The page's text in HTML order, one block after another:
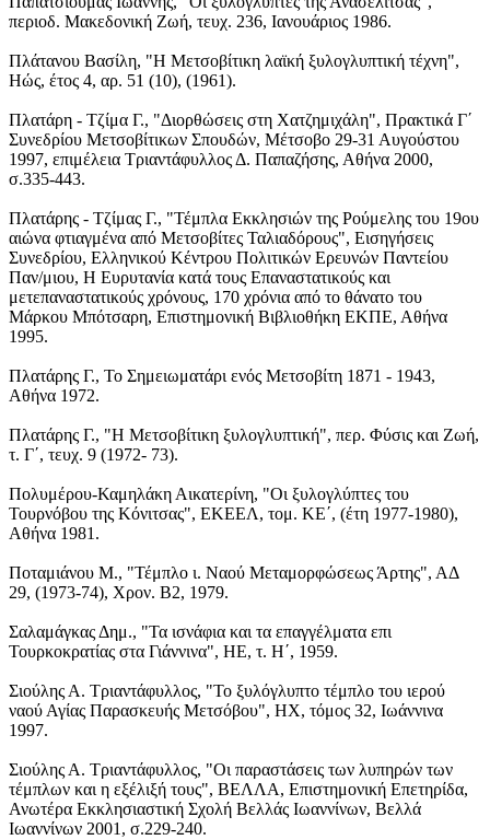
περιοδ. Μακεδονική Ζωή, τευχ. 236, Ιανουάριος 1986.
Πλάτανου Βασίλη, "Η Μετσοβίτικη λαϊκή ξυλογλυπτική τέχνη",
Ηώς, έτος 4, αρ. 51 (10), (1961).
Πλατάρη - Τζίμα Γ., "Διορθώσεις στη Χατζημιχάλη", Πρακτικά Γ΄
Συνεδρίου Μετσοβίτικων Σπουδών, Μέτσοβο 29-31 Αυγούστου
1997, επιμέλεια Τριαντάφυλλος Δ. Παπαζήσης, Αθήνα 2000,
σ.335-443.
Πλατάρης - Τζίμας Γ., "Τέμπλα Εκκλησιών της Ρούμελης του 19ου
αιώνα φτιαγμένα από Μετσοβίτες Ταλιαδόρους", Εισηγήσεις
Συνεδρίου, Ελληνικού Κέντρου Πολιτικών Ερευνών Παντείου
Παν/μιου, Η Ευρυτανία κατά τους Επαναστατικούς και
μετεπαναστατικούς χρόνους, 170 χρόνια από το θάνατο του
Μάρκου Μπότσαρη, Επιστημονική Βιβλιοθήκη ΕΚΠΕ, Αθήνα
1995.
Πλατάρης Γ., Το Σημειωματάρι ενός Μετσοβίτη 1871 - 1943,
Αθήνα 1972.
Πλατάρης Γ., "Η Μετσοβίτικη ξυλογλυπτική", περ. Φύσις και Ζωή,
τ. Γ΄, τευχ. 9 (1972- 73).
Πολυμέρου-Καμηλάκη Αικατερίνη, "Οι ξυλογλύπτες του
Τουρνόβου της Κόνιτσας", ΕΚΕΕΛ, τομ. ΚΕ΄, (έτη 1977-1980),
Αθήνα 1981.
Ποταμιάνου Μ., "Τέμπλο ι. Ναού Μεταμορφώσεως Άρτης", ΑΔ
29, (1973-74), Χρον. Β2, 1979.
Σαλαμάγκας Δημ., "Τα ισνάφια και τα επαγγέλματα επι
Τουρκοκρατίας στα Γιάννινα", ΗΕ, τ. Η΄, 1959.
Σιούλης Α. Τριαντάφυλλος, "Το ξυλόγλυπτο τέμπλο του ιερού
ναού Αγίας Παρασκευής Μετσόβου", ΗΧ, τόμος 32, Ιωάννινα
1997.
Σιούλης Α. Τριαντάφυλλος, "Οι παραστάσεις των λυπηρών των
τέμπλων και η εξέλιξή τους", ΒΕΛΛΑ, Επιστημονική Επετηρίδα,
Ανωτέρα Εκκλησιαστική Σχολή Βελλάς Ιωαννίνων, Βελλά
Ιωαννίνων 2001, σ.229-240.